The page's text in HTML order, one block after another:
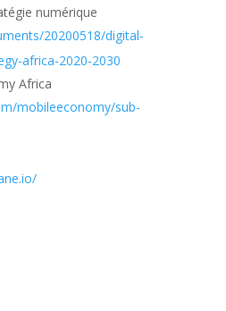
numérique
20200518/digital-
africa-2020-2030
Africa
mobileeconomy/sub-